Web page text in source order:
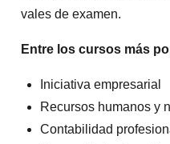
vales de examen.
Entre los cursos más
Iniciativa empresarial
Recursos humanos y
Contabilidad